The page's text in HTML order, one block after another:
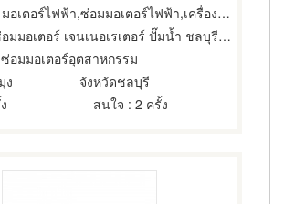
อเตอร์ไฟฟ้า,ซ่อมมอเตอร์ไฟฟ้า,เครื่องปรับความเร็วรอบมอเตอร์ไฟฟ้า
อเตอร์ เจนเนอเรเตอร์ ปั๊มน้ำ ชลบุรี - บิ๊ก เอ็นจิเนียริ่ง แอนด์ เซอร์วิส
อมมอเตอร์อุตสาหกรรม
ง
จังหวัดชลบุรี
สนใจ : 2 ครั้ง